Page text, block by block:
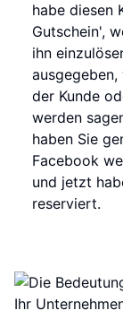
habe diesen
Gutschein',
ihn
der Kunde
werden
haben Sie
Facebook
und jetzt
reserviert.